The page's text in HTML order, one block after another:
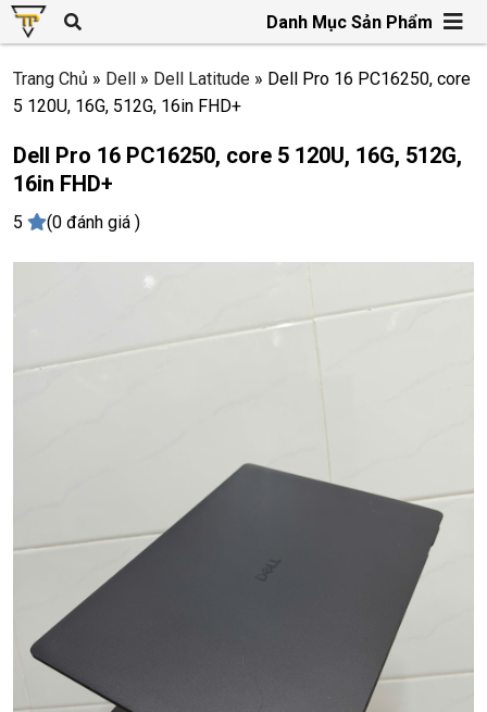
Danh Mục Sản Phẩm
Trang Chủ » Dell » Dell Latitude » Dell Pro 16 PC16250, core
5 120U, 16G, 512G, 16in FHD+
Dell Pro 16 PC16250, core 5 120U, 16G, 512G,
16in FHD+
5 (0 đánh giá )